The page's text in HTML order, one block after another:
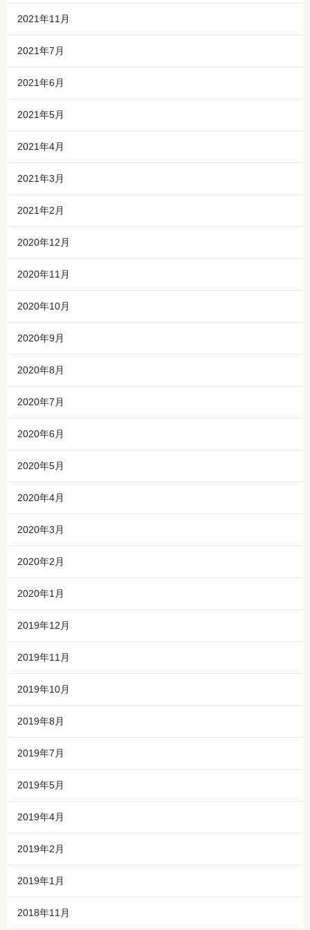
2021年11月
2021年7月
2021年6月
2021年5月
2021年4月
2021年3月
2021年2月
2020年12月
2020年11月
2020年10月
2020年9月
2020年8月
2020年7月
2020年6月
2020年5月
2020年4月
2020年3月
2020年2月
2020年1月
2019年12月
2019年11月
2019年10月
2019年8月
2019年7月
2019年5月
2019年4月
2019年2月
2019年1月
2018年11月